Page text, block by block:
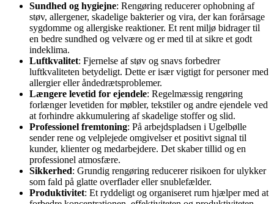
Sundhed og hygiejne: Rengøring reducerer ophobning af
støv, allergener, skadelige bakterier og vira, der kan forårsage
sygdomme og allergiske reaktioner. Et rent miljø bidrager til
en bedre sundhed og velvære og er med til at sikre et godt
indeklima.
Luftkvalitet: Fjernelse af støv og snavs forbedrer
luftkvaliteten betydeligt. Dette er især vigtigt for personer med
allergier eller åndedrætsproblemer.
Længere levetid for ejendele: Regelmæssig rengøring
forlænger levetiden for møbler, tekstiler og andre ejendele ved
at forhindre akkumulering af skadelige stoffer og slid.
Professionel fremtoning: På arbejdspladsen i Ugelbølle
sender rene og velplejede omgivelser et positivt signal til
kunder, klienter og medarbejdere. Det skaber tillid og en
professionel atmosfære.
Sikkerhed: Grundig rengøring reducerer risikoen for ulykker
som fald på glatte overflader eller snublefælder.
Produktivitet: Et ryddeligt og organiseret rum hjælper med at